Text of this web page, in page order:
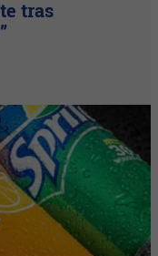
tras